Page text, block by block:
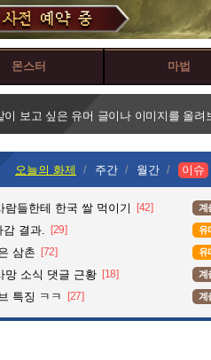
몬스터 마법
이 보고 싶은 유머 글이나 이미지를 올려
오늘의 화제 주간 월간 이슈
람들한테 한국 쌀 먹이기 [42] 계
감 결과. [29] 유
삼촌 [72] 유
망 소식 댓글 근황 [18] 계
특징 ㅋㅋ [27] 계